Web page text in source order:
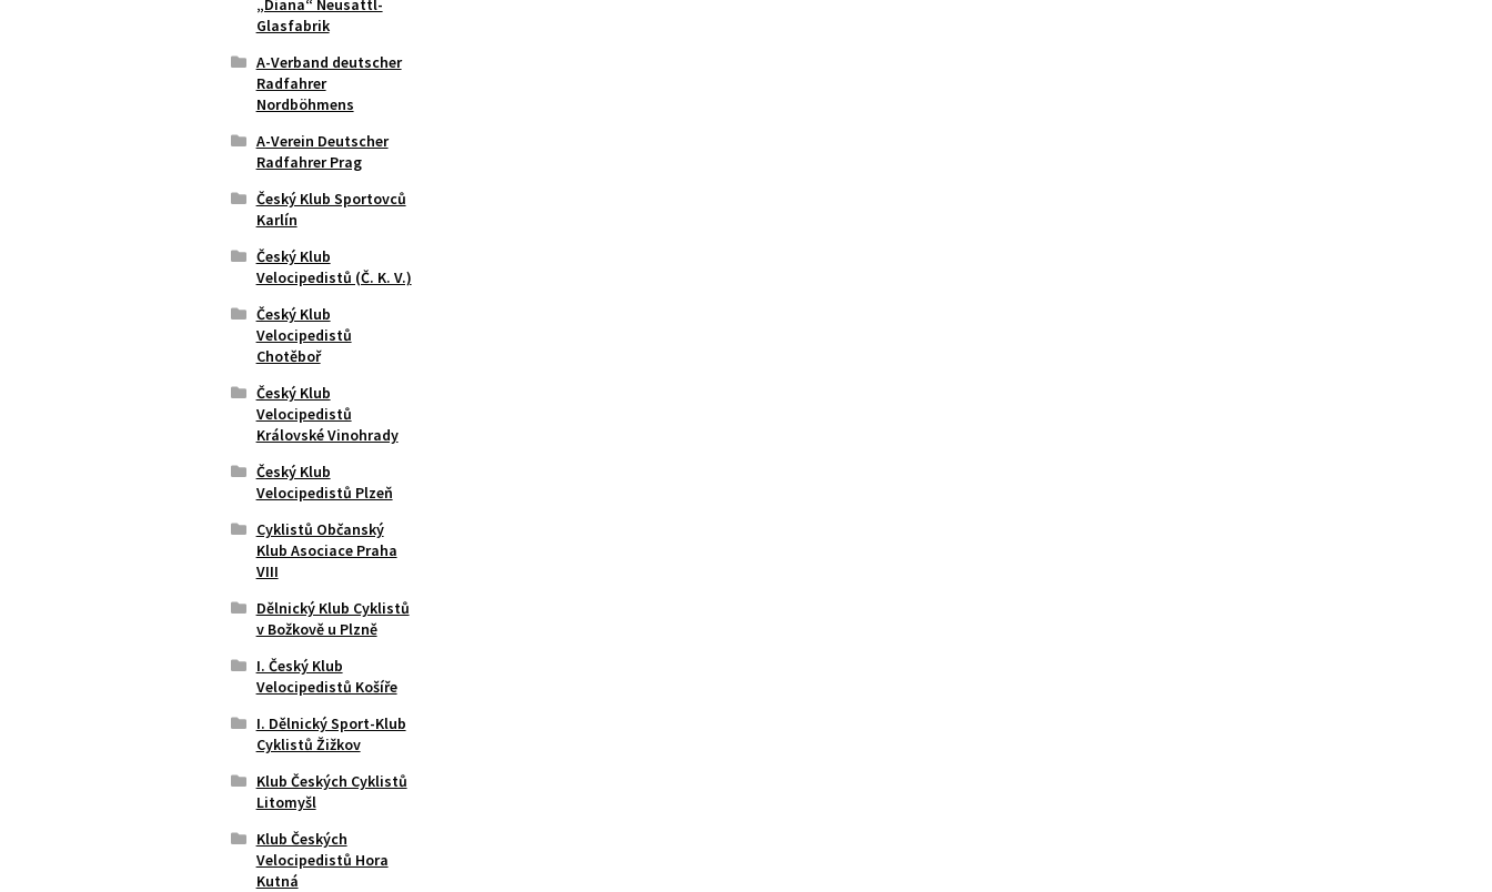
„Diana“ Neusattl-
Glasfabrik
A-Verband deutscher
Radfahrer
Nordböhmens
A-Verein Deutscher
Radfahrer Prag
Český Klub Sportovců
Karlín
Český Klub
Velocipedistů (Č. K. V.)
Český Klub
Velocipedistů
Chotěboř
Český Klub
Velocipedistů
Královské Vinohrady
Český Klub
Velocipedistů Plzeň
Cyklistů Občanský
Klub Asociace Praha
VIII
Dělnický Klub Cyklistů
v Božkově u Plzně
I. Český Klub
Velocipedistů Košíře
I. Dělnický Sport-Klub
Cyklistů Žižkov
Klub Českých Cyklistů
Litomyšl
Klub Českých
Velocipedistů Hora
Kutná